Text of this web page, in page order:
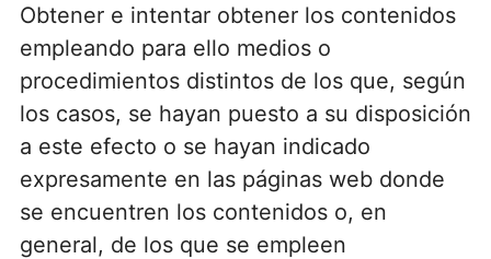
Obtener e intentar obtener los contenidos
empleando para ello medios o
procedimientos distintos de los que, según
los casos, se hayan puesto a su disposición
a este efecto o se hayan indicado
expresamente en las páginas web donde
se encuentren los contenidos o, en
general, de los que se empleen